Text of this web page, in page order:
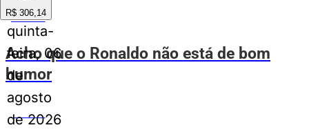
R$ 306,14
quinta-
feira, 06
de
agosto
de 2026
ESPIA AÍ
Acho que o Ronaldo não está de bom
humor
ESPIA AÍ